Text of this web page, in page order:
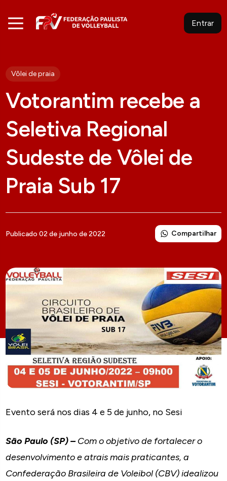
Entrar
Vôlei de praia
Votorantim recebe a
Seletiva Regional
Sudeste de Vôlei de
Praia Sub 17
Publicado 02 de junho de 2022 Compartilhar
Evento será nos dias 4 e 5 de junho, no Sesi
São Paulo (SP) –Com o objetivo de fortalecer o
desenvolvimento e atrais mais praticantes, a
Confederação Brasileira de Voleibol (CBV) idealizou